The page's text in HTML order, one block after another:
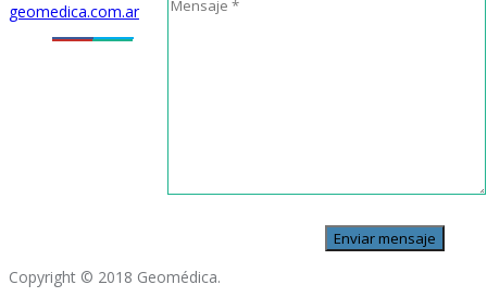
geomedica.com.ar
Copyright © 2018 Geomédica.